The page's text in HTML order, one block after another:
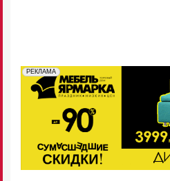
erid: 2SDnjeFymr3
РЕКЛАМА
Реклама